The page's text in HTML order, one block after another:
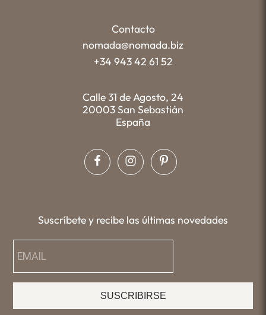
Contacto
nomada@nomada.biz
+34 943 42 61 52
Calle 31 de Agosto, 24
20003 San Sebastián
España
Suscríbete y recibe las últimas novedades
SUSCRIBIRSE